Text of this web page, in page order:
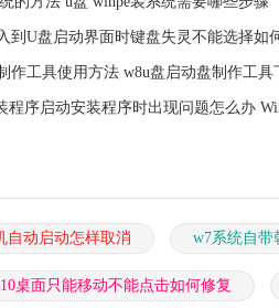
作工具使用方法 w8u盘启动盘制作工具
自动启动怎样取消 w7系统自带
桌面只能移动不能点击如何修复